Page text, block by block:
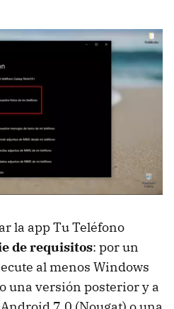
la app Tu Teléfono
de requisitos: por un
al menos Windows
una versión posterior y a